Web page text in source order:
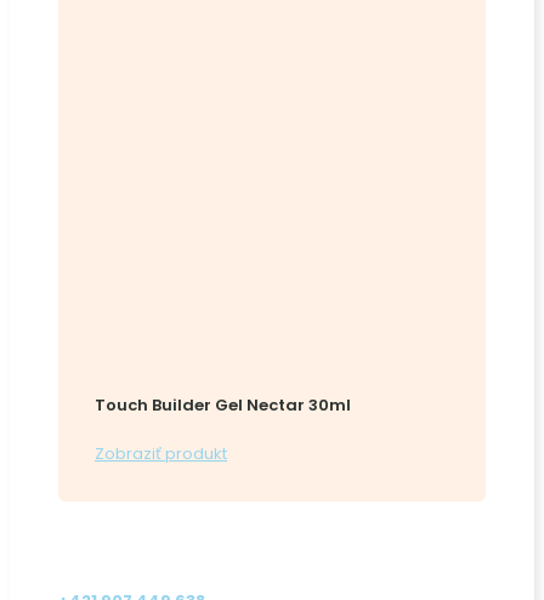
Touch Builder Gel Nectar 30ml
Zobraziť produkt